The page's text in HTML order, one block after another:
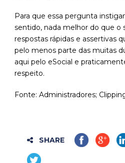
Para que essa pergunta
sentido, nada melhor do que o
respostas rápidas e assertivas
pelo menos parte das muitas
aqui pelo eSocial e
respeito.
Fonte: Administradores;
SHARE